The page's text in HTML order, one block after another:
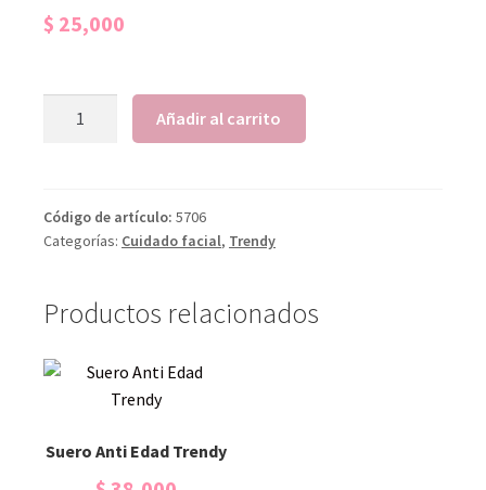
$ 25,000
Añadir al carrito
Código de artículo: 5706
Categorías: Cuidado facial, Trendy
Productos relacionados
Suero Anti Edad Trendy